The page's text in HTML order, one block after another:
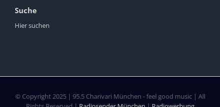
Suche
Hier suchen
© Copyright 2025 | 95.5 Charivari München - feel good music | All